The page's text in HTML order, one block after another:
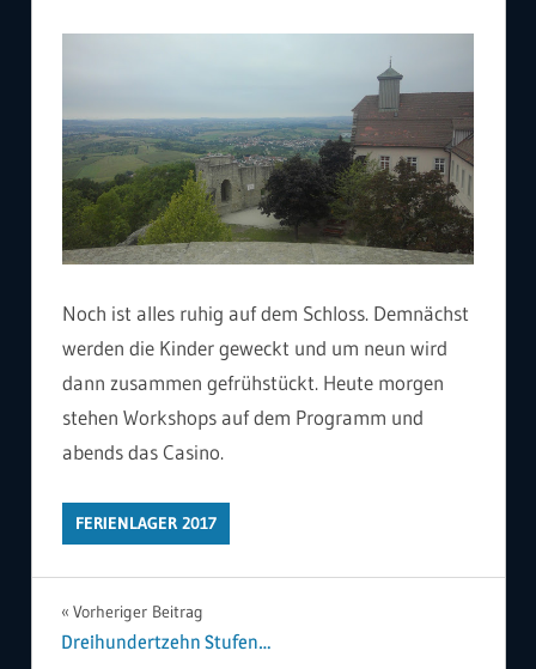
Noch ist alles ruhig auf dem Schloss. Demnächst
werden die Kinder geweckt und um neun wird
dann zusammen gefrühstückt. Heute morgen
stehen Workshops auf dem Programm und
abends das Casino.
FERIENLAGER 2017
Beitragsnavigation
Vorheriger Beitrag
Dreihundertzehn Stufen…